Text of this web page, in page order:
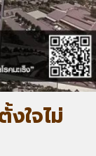
งใจไม่